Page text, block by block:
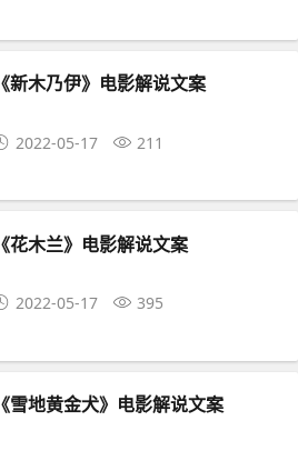
《新木乃伊》电影解说文案
2022-05-17 211
《花木兰》电影解说文案
2022-05-17 395
《雪地黄金犬》电影解说文案